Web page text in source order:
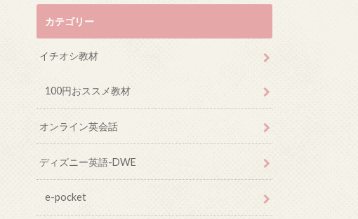
カテゴリー
イチオシ教材
100円おススメ教材
オンライン英会話
ディズニー英語-DWE
e-pocket